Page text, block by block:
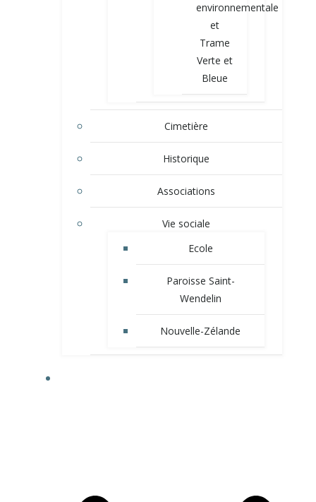
environnementale
et
Trame
Verte et
Bleue
Cimetière
Historique
Associations
Vie sociale
Ecole
Paroisse Saint-
Wendelin
Nouvelle-Zélande